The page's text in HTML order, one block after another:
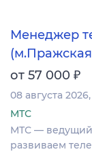
Менеджер
от 57 000 ₽
08 августа 2026
МТС
МТС — ведущий
развиваем